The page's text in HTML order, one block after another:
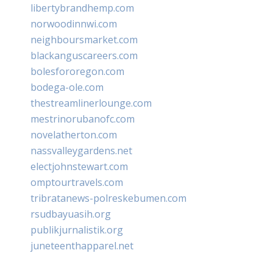
libertybrandhemp.com
norwoodinnwi.com
neighboursmarket.com
blackanguscareers.com
bolesfororegon.com
bodega-ole.com
thestreamlinerlounge.com
mestrinorubanofc.com
novelatherton.com
nassvalleygardens.net
electjohnstewart.com
omptourtravels.com
tribratanews-polreskebumen.com
rsudbayuasih.org
publikjurnalistik.org
juneteenthapparel.net